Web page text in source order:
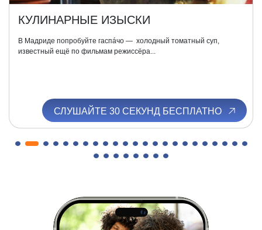
КУЛИНАРНЫЕ ИЗЫСКИ
В Мадриде попробуйте гаспáчо — холодный томатный суп,
известный ещё по фильмам режиссёра...
СЛУШАЙТЕ 30 СЕКУНД БЕСПЛАТНО